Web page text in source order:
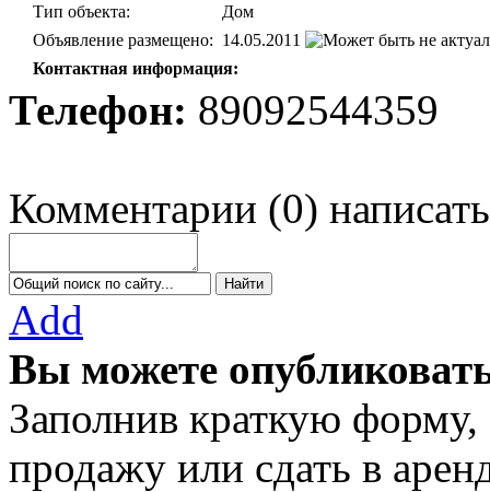
Тип объекта:
Дом
Объявление размещено: 14.05.2011
Контактная информация:
Телефон: 89092544359
Комментарии (0) написать
Add
Вы можете
Заполнив краткую
продажу или сдать в